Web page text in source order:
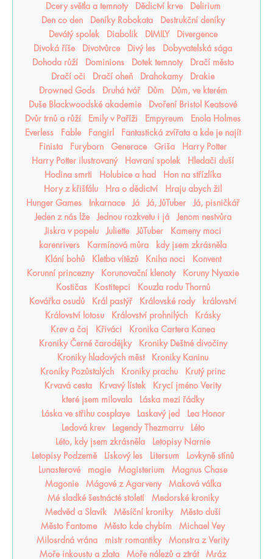
Dcery světla a temnoty
Dědictví krve
Delirium
Den co den
Deníky Robokata
Destrukční deníky
Devátý spolek
Diabolik DIMILY
Divergence
Divoká říše
Divotvůrce Divý les
Dobyvatelská sága
Dohoda růží
Dominions Dotek temnoty
Dračí město
Dračí oči
Dračí oheň Drahokamy
Drakie
Drowned Gods
Druhá tvář Dům
Dům, ve kterém
Duše Blackwoodské akademie
Dvoření Bristol Keatsové
Dvůr trnů a růží
Emily v Paříži Empyreum
Enola Holmes
Everless
Fable Fangirl
Fantastická zvířata a kde je najít
Finista
Furyborn Generace Griša
Harry Potter
Harry Potter ilustrovaný
Havraní spolek
Hledači duší
Hodina smrti
Holubice a had
Hon na střízlíka
Hory z křišťálu
Hra o dědictví
Hraju abych žil
Hunger Games
Inkarnace Já Já, JůTuber
Já, pisničkář
Jeden z nás lže
Jednou rozkvetu i já
Jenom nestvůra
Jiskra v popelu
Juliette JůTuber
Kameny moci
karenrivers
Karmínová můra
kdy jsem zkrásněla
Klání bohů
Kletba vítězů Kniha noci
Konvent
Korunní princezny
Korunovační klenoty
Koruny Nyaxie
Kostičas
Kostitepci
Kouzla rodu Thornů
Kovářka osudů
Král pastýř Královské rody
království
Království lotosu
Království prohnilých
Krásky
Krev a čaj
Křiváci
Kronika Cartera Kanea
Kroniky Černé čarodějky
Kroniky Deštné divočiny
Kroniky hladových měst
Kroniky Kaninu
Kroniky Pozůstalých
Kroniky prachu
Krutý princ
Krvavá cesta
Krvavý lístek
Krycí jméno Verity
které jsem milovala
Láska mezi řádky
Láska ve střihu cosplaye
Laskavý jed
Lea Honor
Ledová krev
Legendy Thezmarru
Léto
Léto, kdy jsem zkrásněla
Letopisy Narnie
Letopisy Podzemě
Lískový les Litersum
Lovkyně stínů
Lunasterové
magie Magisterium
Magnus Chase
Magonie
Mágové z Agarveny
Maková válka
Mé sladké šestnácté století
Medorské kroniky
Medvěd a Slavík
Měsíční kroniky
Město duší
Město Fantome
Město kde chybím
Michael Vey
Milosrdná vrána
mistr romantiky
Monstra z Verity
Moře inkoustu a zlata
Moře nálezů a ztrát Mráz